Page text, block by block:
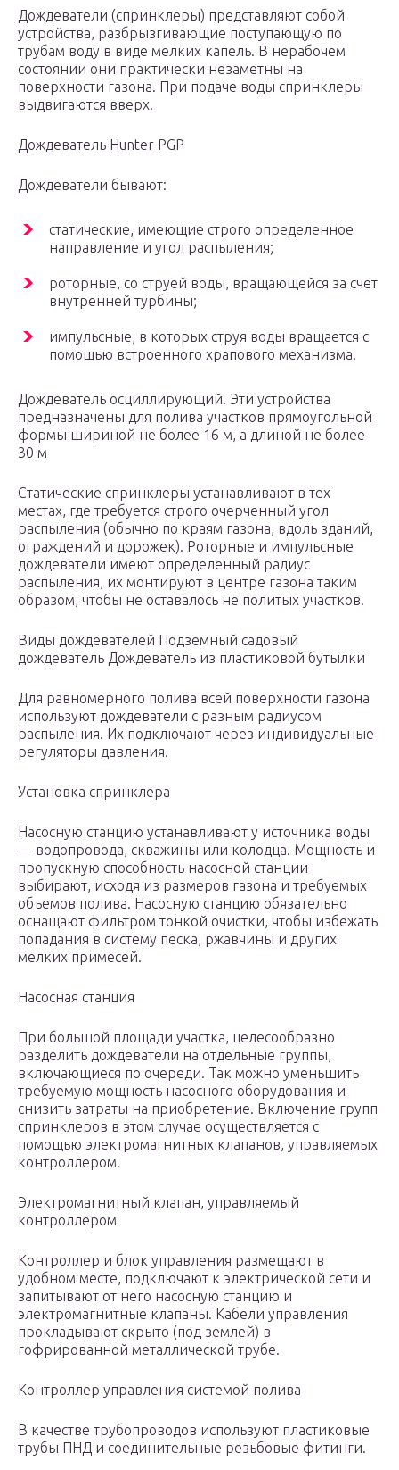
Дождеватели (спринклеры) представляют собой
устройства, разбрызгивающие поступающую по
трубам воду в виде мелких капель. В нерабочем
состоянии они практически незаметны на
поверхности газона. При подаче воды спринклеры
выдвигаются вверх.
Дождеватель Hunter PGP
Дождеватели бывают:
статические, имеющие строго определенное
направление и угол распыления;
роторные, со струей воды, вращающейся за счет
внутренней турбины;
импульсные, в которых струя воды вращается с
помощью встроенного храпового механизма.
Дождеватель осциллирующий. Эти устройства
предназначены для полива участков прямоугольной
формы шириной не более 16 м, а длиной не более
30 м
Статические спринклеры устанавливают в тех
местах, где требуется строго очерченный угол
распыления (обычно по краям газона, вдоль зданий,
ограждений и дорожек). Роторные и импульсные
дождеватели имеют определенный радиус
распыления, их монтируют в центре газона таким
образом, чтобы не оставалось не политых участков.
Виды дождевателей Подземный садовый
дождеватель Дождеватель из пластиковой бутылки
Для равномерного полива всей поверхности газона
используют дождеватели с разным радиусом
распыления. Их подключают через индивидуальные
регуляторы давления.
Установка спринклера
Насосную станцию устанавливают у источника воды
— водопровода, скважины или колодца. Мощность и
пропускную способность насосной станции
выбирают, исходя из размеров газона и требуемых
объемов полива. Насосную станцию обязательно
оснащают фильтром тонкой очистки, чтобы избежать
попадания в систему песка, ржавчины и других
мелких примесей.
Насосная станция
При большой площади участка, целесообразно
разделить дождеватели на отдельные группы,
включающиеся по очереди. Так можно уменьшить
требуемую мощность насосного оборудования и
снизить затраты на приобретение. Включение групп
спринклеров в этом случае осуществляется с
помощью электромагнитных клапанов, управляемых
контроллером.
Электромагнитный клапан, управляемый
контроллером
Контроллер и блок управления размещают в
удобном месте, подключают к электрической сети и
запитывают от него насосную станцию и
электромагнитные клапаны. Кабели управления
прокладывают скрыто (под землей) в
гофрированной металлической трубе.
Контроллер управления системой полива
В качестве трубопроводов используют пластиковые
трубы ПНД и соединительные резьбовые фитинги.